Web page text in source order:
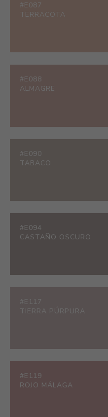
#E087
TERRACOTA
#E088
ALMAGRE
#E090
TABACO
#E094
CASTAÑO OSCURO
#E117
TIERRA PÚRPURA
#E119
ROJO MÁLAGA